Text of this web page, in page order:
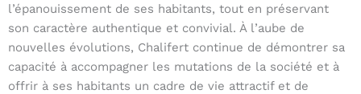
l’épanouissement de ses habitants, tout en préservant
son caractère authentique et convivial. À l’aube de
nouvelles évolutions, Chalifert continue de démontrer sa
capacité à accompagner les mutations de la société et à
offrir à ses habitants un cadre de vie attractif et de